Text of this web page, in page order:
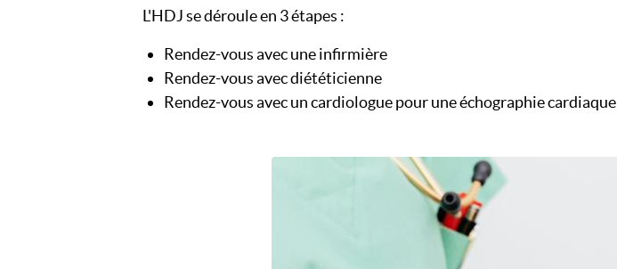
L'HDJ se déroule en 3 étapes :
Rendez-vous avec une infirmière
Rendez-vous avec diététicienne
Rendez-vous avec un cardiologue pour une échographie cardiaque